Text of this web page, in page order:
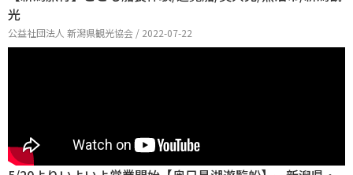
光
公益社団法人 新潟県観光協会 / 2022-07-22